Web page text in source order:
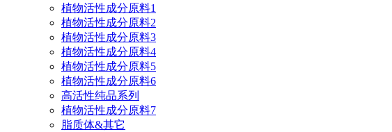
植物活性成分原料1
植物活性成分原料2
植物活性成分原料3
植物活性成分原料4
植物活性成分原料5
植物活性成分原料6
高活性纯品系列
植物活性成分原料7
脂质体&其它